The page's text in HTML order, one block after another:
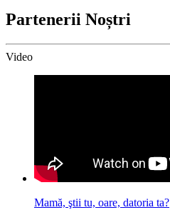
Partenerii Noștri
Video
Mamă, ştii tu, oare, datoria ta?